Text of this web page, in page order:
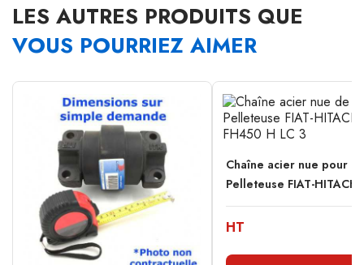
LES AUTRES PRODUITS QUE
VOUS POURRIEZ AIMER
Chaîne acier nue pour
Pelleteuse FIAT-
HT